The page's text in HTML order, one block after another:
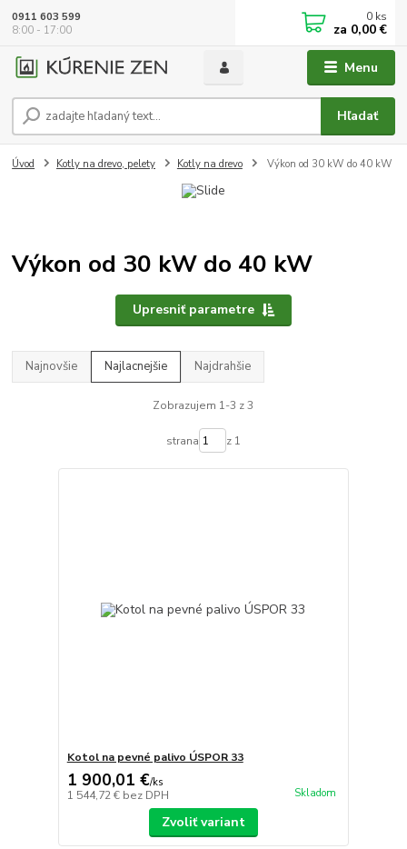
Menu
Hľadať
0911 603 599
8:00 - 17:00
0 ks
za 0,00 €
Úvod Kotly na drevo, pelety Kotly na drevo Výkon od 30 kW do 40 kW
Výkon od 30 kW do 40 kW
Upresniť parametre
Najnovšie Najlacnejšie Najdrahšie
Zobrazujem 1-3 z 3
strana z 1
Kotol na pevné palivo ÚSPOR 33
1 900,01 €/ks
1 544,72 € bez DPH Skladom
Zvoliť variant